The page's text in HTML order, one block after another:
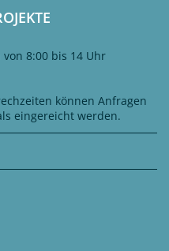
8:00 bis 14 Uhr
können Anfragen
eingereicht werden.